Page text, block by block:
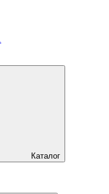
Каталог